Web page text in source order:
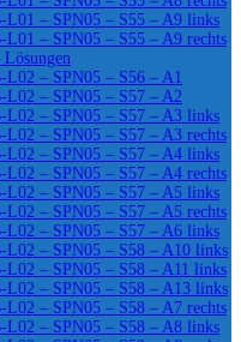
L01 – SPN05 – S55 – A9 links
L01 – SPN05 – S55 – A9 rechts
L02 – SPN05 – S56 – A1
L02 – SPN05 – S57 – A2
L02 – SPN05 – S57 – A3 links
L02 – SPN05 – S57 – A3 rechts
L02 – SPN05 – S57 – A4 links
L02 – SPN05 – S57 – A4 rechts
L02 – SPN05 – S57 – A5 links
L02 – SPN05 – S57 – A5 rechts
L02 – SPN05 – S57 – A6 links
L02 – SPN05 – S58 – A10 links
L02 – SPN05 – S58 – A11 links
L02 – SPN05 – S58 – A13 links
L02 – SPN05 – S58 – A7 rechts
L02 – SPN05 – S58 – A8 links